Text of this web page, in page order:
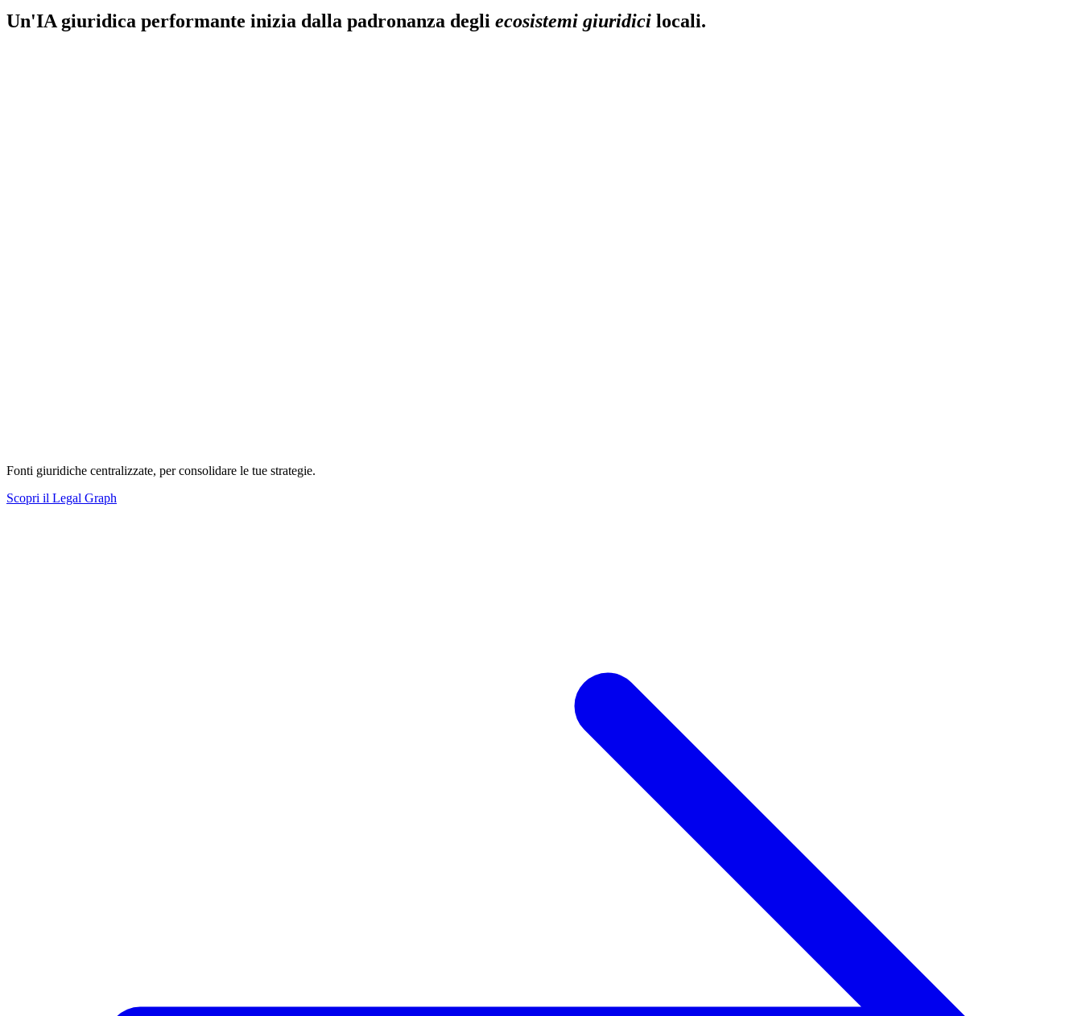
Un'IA giuridica performante inizia dalla padronanza degli ecosistemi giuridici locali.
Fonti giuridiche centralizzate, per consolidare le tue strategie.
Scopri il Legal Graph